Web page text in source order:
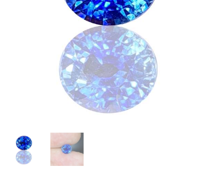
SAPHIR CORNFLOWER